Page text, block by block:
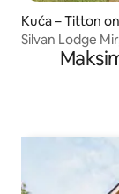
Kuća – Titton
Silvan Lodge